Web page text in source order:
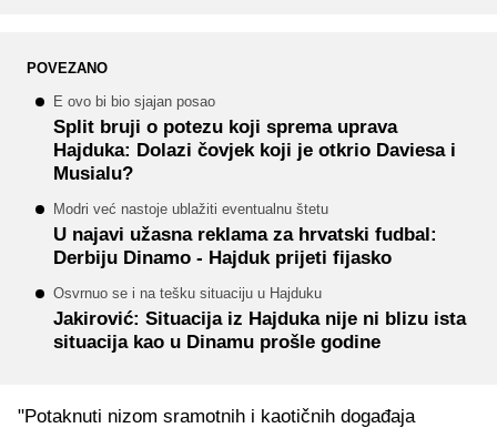
POVEZANO
E ovo bi bio sjajan posao
Split bruji o potezu koji sprema uprava
Hajduka: Dolazi čovjek koji je otkrio Daviesa i
Musialu?
Modri već nastoje ublažiti eventualnu štetu
U najavi užasna reklama za hrvatski fudbal:
Derbiju Dinamo - Hajduk prijeti fijasko
Osvrnuo se i na tešku situaciju u Hajduku
Jakirović: Situacija iz Hajduka nije ni blizu ista
situacija kao u Dinamu prošle godine
"Potaknuti nizom sramotnih i kaotičnih događaja